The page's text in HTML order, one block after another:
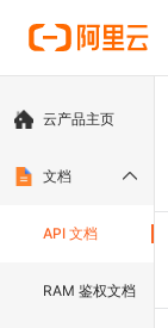
云产品主页
文档
API 文档
RAM 鉴权文档